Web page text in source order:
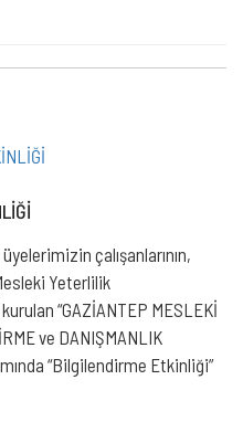
çalışanlarının,
Yeterlilik
“GAZİANTEP MESLEKİ
ve DANIŞMANLIK
“Bilgilendirme Etkinliği”